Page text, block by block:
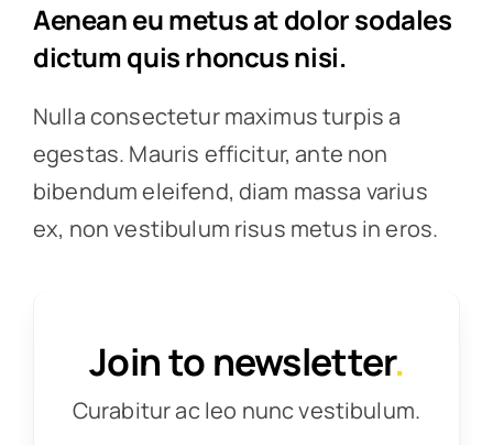
Aenean eu metus at dolor sodales
dictum quis rhoncus nisi.
Nulla consectetur maximus turpis a
egestas. Mauris efficitur, ante non
bibendum eleifend, diam massa varius
ex, non vestibulum risus metus in eros.
Join to newsletter.
Curabitur ac leo nunc vestibulum.